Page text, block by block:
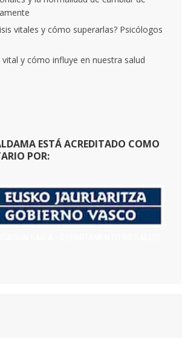
vitales y cómo superarlas? Psicólogos
vital y cómo influye en nuestra salud
ESTÁ ACREDITADO COMO
POR: